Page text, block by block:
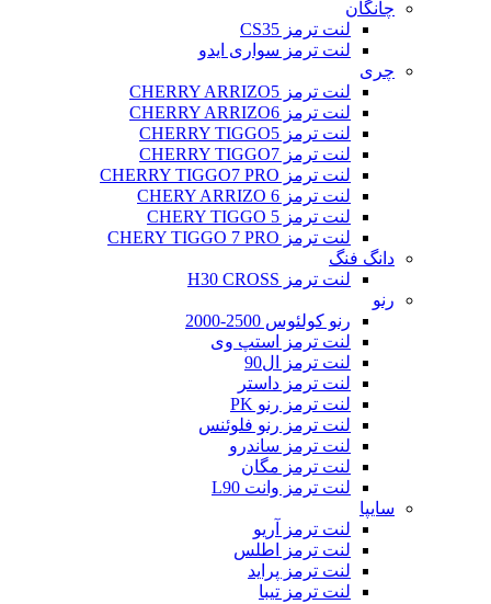
چانگان
لنت ترمز CS35
لنت ترمز سواری ایدو
چری
لنت ترمز CHERRY ARRIZO5
لنت ترمز CHERRY ARRIZO6
لنت ترمز CHERRY TIGGO5
لنت ترمز CHERRY TIGGO7
لنت ترمز CHERRY TIGGO7 PRO
لنت ترمز CHERY ARRIZO 6
لنت ترمز CHERY TIGGO 5
لنت ترمز CHERY TIGGO 7 PRO
دانگ فنگ
لنت ترمز H30 CROSS
رنو
رنو کولئوس 2500-2000
لنت ترمز استپ وی
لنت ترمز ال90
لنت ترمز داستر
لنت ترمز رنو PK
لنت ترمز رنو فلوئنس
لنت ترمز ساندرو
لنت ترمز مگان
لنت ترمز وانت L90
سایپا
لنت ترمز آریو
لنت ترمز اطلس
لنت ترمز پراید
لنت ترمز تیبا